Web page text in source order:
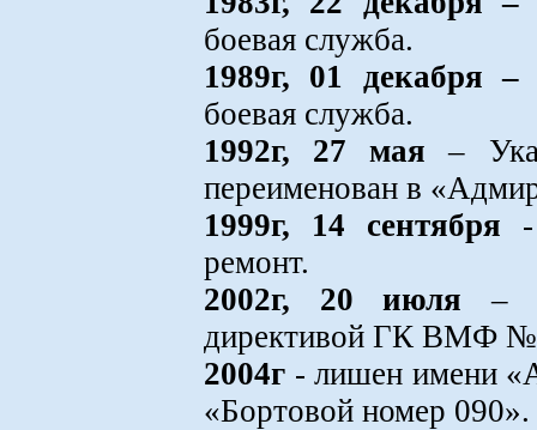
боевая служба.
1989г, 01 декабря
боевая служба.
1992г, 27 мая –
переименован в
1999г, 14 сентября -
ремонт.
2002г, 20 июля –
директивой ГК ВМФ
2004г - лишен имени
«Бортовой номер 090».